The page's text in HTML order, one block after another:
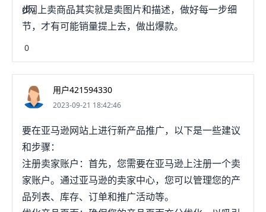
步。
d网上卖商品其实就是卖图片和描述，做好每一步细
节，才有可能销量提上去，做出爆款。
0
用户421594330
2023-09-21 18:42:46
要在亚马逊网站上进行新产品推广，以下是一些建议
和步骤：
注册卖家账户：首先，您需要在亚马逊上注册一个卖
家账户。通过亚马逊的卖家中心，您可以管理您的产
品列表、库存、订单和推广活动等。